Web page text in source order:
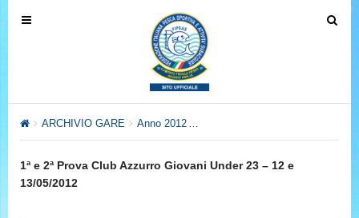
T
v
T
ARCHIVIO GARE Anno 2012
1ª e 2ª Prova Club Azzurro Giovani Under 23 – 12 e
13/05/2012